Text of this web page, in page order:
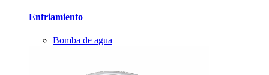
Enfriamiento
Bomba de agua